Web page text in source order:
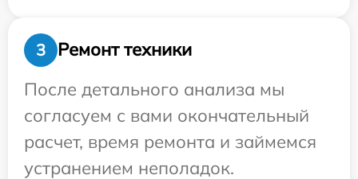
3
Ремонт техники
После детального анализа мы
согласуем с вами окончательный
расчет, время ремонта и займемся
устранением неполадок.